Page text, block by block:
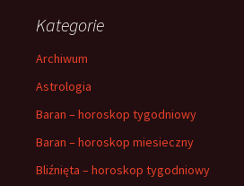
Kategorie
Archiwum
Astrologia
Baran – horoskop tygodniowy
Baran – horoskop miesieczny
Bliźnięta – horoskop tygodniowy